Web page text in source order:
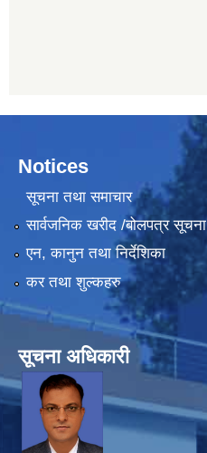
Notices
सूचना तथा समाचार
सार्वजनिक खरीद /बोलपत्र सूचना
एन, कानुन तथा निर्देशिका
कर तथा शुल्कहरु
सूचना अधिकारी